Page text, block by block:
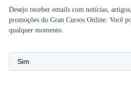
Desejo receber emails com notícias,
promoções do Gran Cursos Online. Você
qualquer momento.